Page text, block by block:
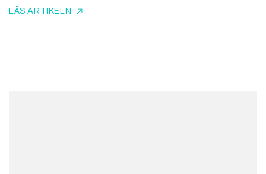
LÄS ARTIKELN